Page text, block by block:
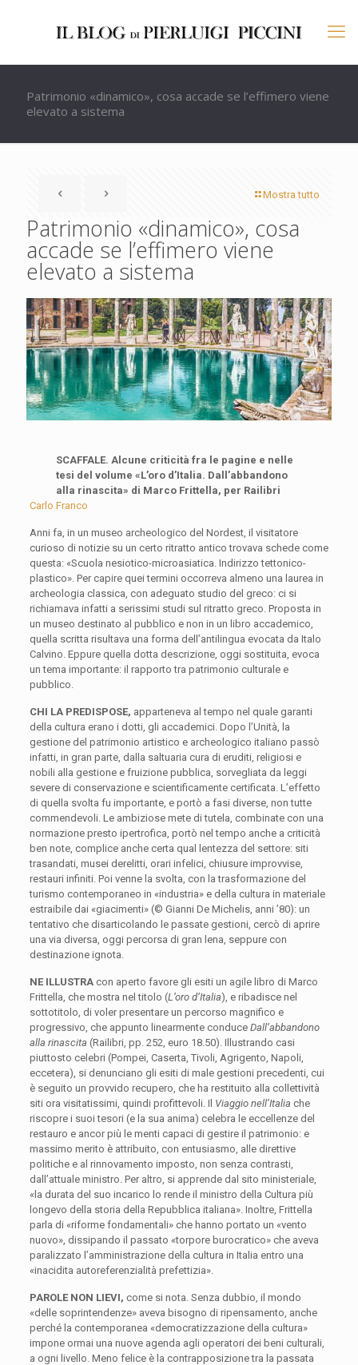
Patrimonio «dinamico», cosa accade se l’effimero viene
elevato a sistema
Mostra tutto
Patrimonio «dinamico», cosa
accade se l’effimero viene
elevato a sistema
SCAFFALE. Alcune criticità fra le pagine e nelle
tesi del volume «L’oro d’Italia. Dall’abbandono
alla rinascita» di Marco Frittella, per Railibri
Carlo Franco
Anni fa, in un museo archeologico del Nordest, il visitatore
curioso di notizie su un certo ritratto antico trovava schede come
questa: «Scuola nesiotico-microasiatica. Indirizzo tettonico-
plastico». Per capire quei termini occorreva almeno una laurea in
archeologia classica, con adeguato studio del greco: ci si
richiamava infatti a serissimi studi sul ritratto greco. Proposta in
un museo destinato al pubblico e non in un libro accademico,
quella scritta risultava una forma dell’antilingua evocata da Italo
Calvino. Eppure quella dotta descrizione, oggi sostituita, evoca
un tema importante: il rapporto tra patrimonio culturale e
pubblico.
CHI LA PREDISPOSE, apparteneva al tempo nel quale garanti
della cultura erano i dotti, gli accademici. Dopo l’Unità, la
gestione del patrimonio artistico e archeologico italiano passò
infatti, in gran parte, dalla saltuaria cura di eruditi, religiosi e
nobili alla gestione e fruizione pubblica, sorvegliata da leggi
severe di conservazione e scientificamente certificata. L’effetto
di quella svolta fu importante, e portò a fasi diverse, non tutte
commendevoli. Le ambiziose mete di tutela, combinate con una
normazione presto ipertrofica, portò nel tempo anche a criticità
ben note, complice anche certa qual lentezza del settore: siti
trasandati, musei derelitti, orari infelici, chiusure improvvise,
restauri infiniti. Poi venne la svolta, con la trasformazione del
turismo contemporaneo in «industria» e della cultura in materiale
estraibile dai «giacimenti» (© Gianni De Michelis, anni ’80): un
tentativo che disarticolando le passate gestioni, cercò di aprire
una via diversa, oggi percorsa di gran lena, seppure con
destinazione ignota.
NE ILLUSTRAcon aperto favore gli esiti un agile libro di Marco
Frittella, che mostra nel titolo (L’oro d’Italia), e ribadisce nel
sottotitolo, di voler presentare un percorso magnifico e
progressivo, che appunto linearmente conduceDall’abbandono
alla rinascita (Railibri, pp. 252, euro 18.50). Illustrando casi
piuttosto celebri (Pompei, Caserta, Tivoli, Agrigento, Napoli,
eccetera), si denunciano gli esiti di male gestioni precedenti, cui
è seguito un provvido recupero, che ha restituito alla collettività
siti ora visitatissimi, quindi profittevoli. Il Viaggio nell’Italia che
riscopre i suoi tesori (e la sua anima) celebra le eccellenze del
restauro e ancor più le menti capaci di gestire il patrimonio: e
massimo merito è attribuito, con entusiasmo, alle direttive
politiche e al rinnovamento imposto, non senza contrasti,
dall’attuale ministro. Per altro, si apprende dal sito ministeriale,
«la durata del suo incarico lo rende il ministro della Cultura più
longevo della storia della Repubblica italiana». Inoltre, Frittella
parla di «riforme fondamentali» che hanno portato un «vento
nuovo», dissipando il passato «torpore burocratico» che aveva
paralizzato l’amministrazione della cultura in Italia entro una
«inacidita autoreferenzialità prefettizia».
PAROLE NON LIEVI, come si nota. Senza dubbio, il mondo
«delle soprintendenze» aveva bisogno di ripensamento, anche
perché la contemporanea «democratizzazione della cultura»
impone ormai una nuove agenda agli operatori dei beni culturali,
a ogni livello. Meno felice è la contrapposizione tra la passata